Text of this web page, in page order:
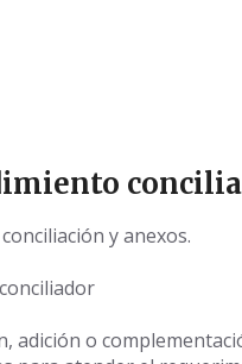
y anexos.
adición o